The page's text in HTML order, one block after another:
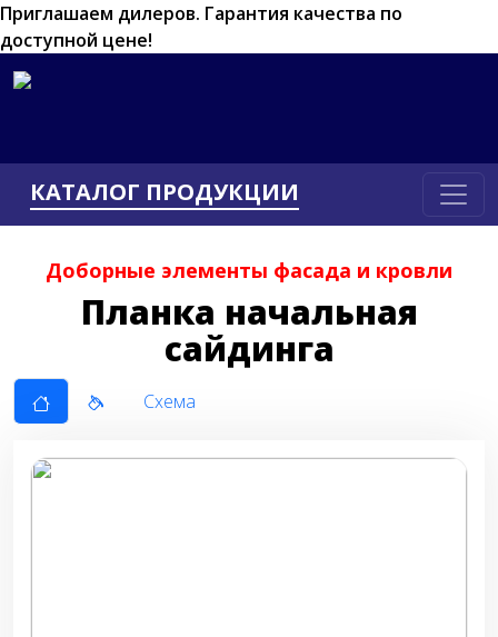
Приглашаем дилеров. Гарантия качества по
доступной цене!
КАТАЛОГ ПРОДУКЦИИ
Доборные элементы фасада и кровли
Планка начальная
сайдинга
Схема